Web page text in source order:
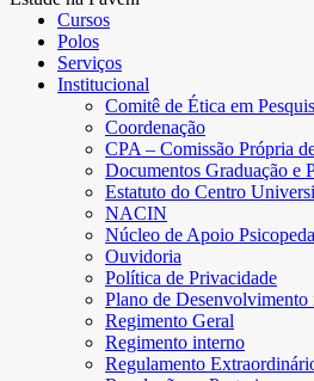
Cursos
Polos
Serviços
Institucional
Comitê de Ética em
Coordenação
CPA – Comissão Própria
Documentos Graduação e
Estatuto do Centro
NACIN
Núcleo de Apoio
Ouvidoria
Política de Privacidade
Plano de Desenvolvimento
Regimento Geral
Regimento interno
Regulamento